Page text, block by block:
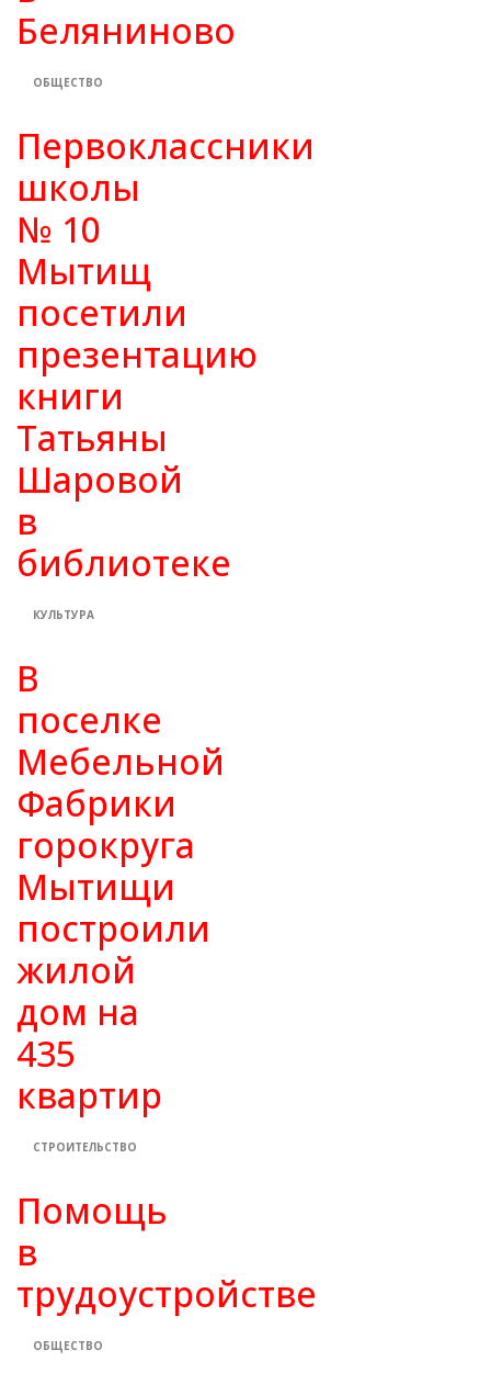
Беляниново
ОБЩЕСТВО
Первоклассники
школы
№ 10
Мытищ
посетили
презентацию
книги
Татьяны
Шаровой
в
библиотеке
КУЛЬТУРА
В
поселке
Мебельной
Фабрики
горокруга
Мытищи
построили
жилой
дом на
435
квартир
СТРОИТЕЛЬСТВО
Помощь
в
трудоустройстве
ОБЩЕСТВО